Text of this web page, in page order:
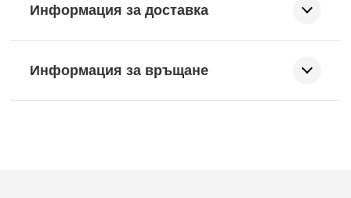
Информация за доставка
Информация за връщане